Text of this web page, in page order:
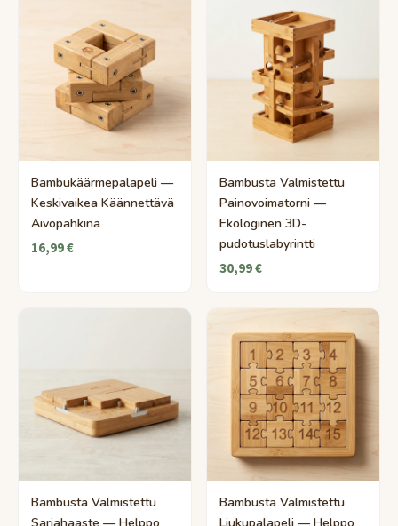
Bambukäärmepalapeli —
Keskivaikea Käännettävä
Aivopähkinä
16,99 €
Bambusta Valmistettu
Painovoimatorni —
Ekologinen 3D-
pudotuslabyrintti
30,99 €
Bambusta Valmistettu
Bambusta Valmistettu